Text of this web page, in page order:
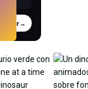
Probar→